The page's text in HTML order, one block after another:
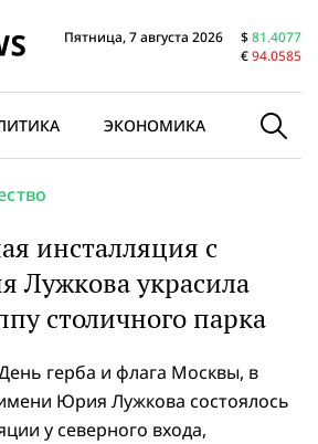
Пятница, 7 августа 2026 $81.4077
€94.0585
ЭКОНОМИКА В МИРЕ
инсталляция с
Лужкова украсила
столичного парка
герба и флага Москвы, в
Юрия Лужкова состоялось
у северного входа,